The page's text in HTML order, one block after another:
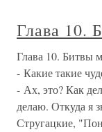
Глава 10.
Глава 10. Битвы
- Какие такие
- Ах, это? Как
делаю. Откуда я
Стругацкие,